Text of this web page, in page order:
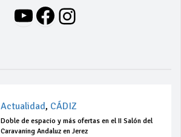
YouTube
Facebook
Instagram
Actualidad, CÁDIZ
Doble de espacio y más ofertas en el II Salón del
Caravaning Andaluz en Jerez